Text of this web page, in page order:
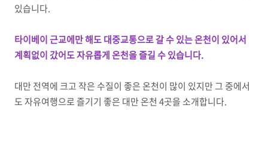
있습니다.
타이베이 근교에만 해도 대중교통으로 갈 수 있는 온천이 있어서
계획없이 갔어도 자유롭게 온천을 즐길 수 있습니다.
대만 전역에 크고 작은 수질이 좋은 온천이 많이 있지만 그 중에서
도 자유여행으로 즐기기 좋은 대만 온천 4곳을 소개합니다.